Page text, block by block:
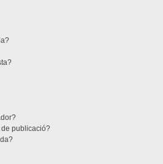
de publicació?